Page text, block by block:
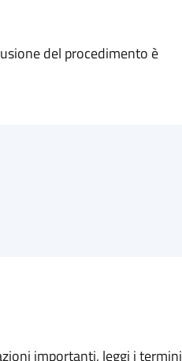
del procedimento è
importanti, leggi i termini